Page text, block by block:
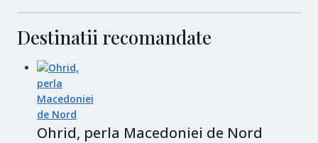
Destinatii recomandate
Ohrid, perla Macedoniei de Nord